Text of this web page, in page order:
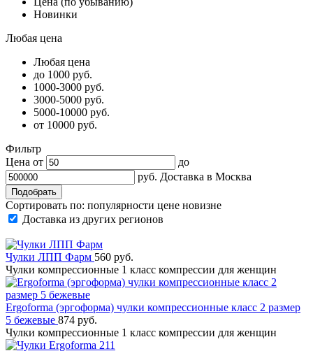
Новинки
Любая цена
Любая цена
до 1000 руб.
1000-3000 руб.
3000-5000 руб.
5000-10000 руб.
от 10000 руб.
Фильтр
Цена от
до
руб. Доставка в Москва
Сортировать по: популярности цене новизне
Доставка из других регионов
Чулки ЛПП Фарм 560 руб.
Чулки компрессионные 1 класс компрессии для женщин
Ergoforma (эргоформа) чулки компрессионные класс 2 размер
5 бежевые 874 руб.
Чулки компрессионные 1 класс компрессии для женщин